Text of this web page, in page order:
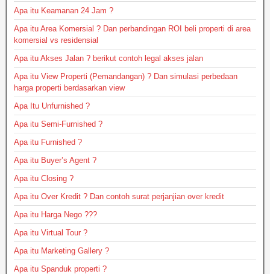
Apa itu Keamanan 24 Jam ?
Apa itu Area Komersial ? Dan perbandingan ROI beli properti di area
komersial vs residensial
Apa itu Akses Jalan ? berikut contoh legal akses jalan
Apa itu View Properti (Pemandangan) ? Dan simulasi perbedaan
harga properti berdasarkan view
Apa Itu Unfurnished ?
Apa itu Semi-Furnished ?
Apa itu Furnished ?
Apa itu Buyer’s Agent ?
Apa itu Closing ?
Apa itu Over Kredit ? Dan contoh surat perjanjian over kredit
Apa itu Harga Nego ???
Apa itu Virtual Tour ?
Apa itu Marketing Gallery ?
Apa itu Spanduk properti ?